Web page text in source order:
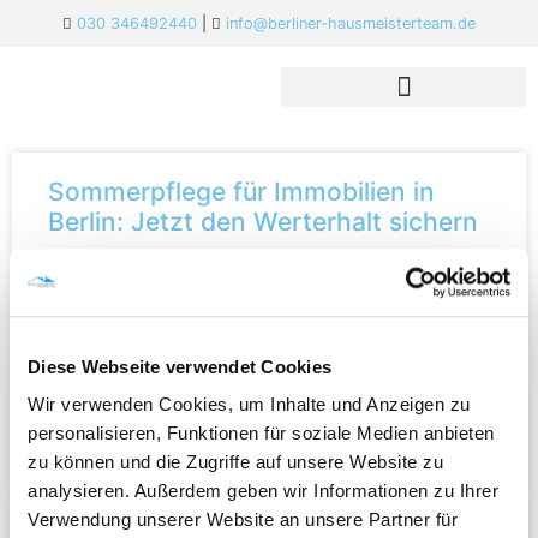
Diese Webseite verwendet Cookies
Wir verwenden Cookies, um Inhalte und Anzeigen zu
personalisieren, Funktionen für soziale Medien anbieten
zu können und die Zugriffe auf unsere Website zu
analysieren. Außerdem geben wir Informationen zu Ihrer
Verwendung unserer Website an unsere Partner für
030 346492440 info@berliner-hausmeisterteam.de
Sommerpflege für Immobilien in
Berlin: Jetzt den Werterhalt sichern
Frühjahrscheck für Immobilien in
Winter-Check für Immobilien in
Berlin: Pflichten & Schutz